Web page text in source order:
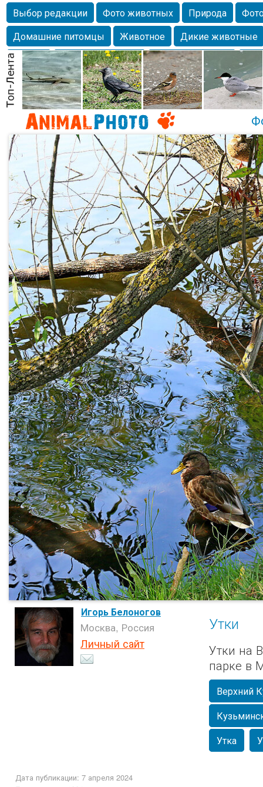
Выбор редакции Фото животных Природа
Домашние питомцы
Животное
Дикие животные
Собаки
Alexanderandronik Млекопитающие
Морда
Собачка Осень Портрет
Домашние
Насекомое
Коты Lebert Дикие птицы Утка
Игорь Белоногов
Москва, Россия
Личный сайт
Утки
Утки на
парке в
Верхний
Утка
Дата публикации: 7 апреля 2024